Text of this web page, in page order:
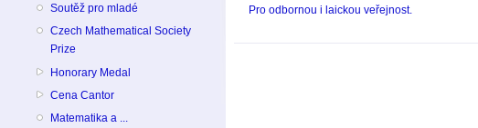
Soutěž pro mladé
Czech Mathematical Society
Prize
Honorary Medal
Cena Cantor
Matematika a ...
Pro odbornou i laickou veřejnost.